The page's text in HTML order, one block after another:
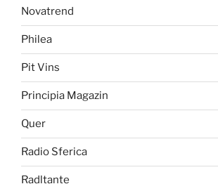
Novatrend
Philea
Pit Vins
Principia Magazin
Quer
Radio Sferica
Radltante